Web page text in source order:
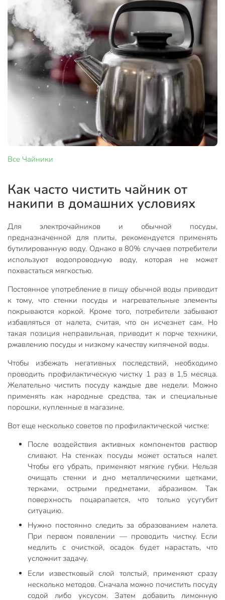
Все Чайники
Как часто чистить чайник от
накипи в домашних условиях
Для электрочайников и обычной посуды,
предназначенной для плиты, рекомендуется применять
бутилированную воду. Однако в 80% случаев потребители
используют водопроводную воду, которая не может
похвастаться мягкостью.
Постоянное употребление в пищу обычной воды приводит
к тому, что стенки посуды и нагревательные элементы
покрываются коркой. Кроме того, потребители забывают
избавляться от налета, считая, что он исчезнет сам. Но
такая позиция неправильная, приводит к порче техники,
ржавлению посуды и низкому качеству кипяченой воды.
Чтобы избежать негативных последствий, необходимо
проводить профилактическую чистку 1 раз в 1,5 месяца.
Желательно чистить посуду каждые две недели. Можно
применять как народные средства, так и специальные
порошки, купленные в магазине.
Вот еще несколько советов по профилактической чистке:
После воздействия активных компонентов раствор
сливают. На стенках посуды может остаться налет.
Чтобы его убрать, применяют мягкие губки. Нельзя
очищать стенки и дно металлическими щетками,
терками, острыми предметами, абразивом. Так
поверхность поцарапается, что только усугубит
ситуацию.
Нужно постоянно следить за образованием налета.
При первом появлении — проводить чистку. Если
медлить с очисткой, осадок будет нарастать, что
усложнит задачу.
Если известковый слой толстый, применяют сразу
несколько методов. Сначала можно почистить посуду
содой либо уксусом. Затем добавить лимонную